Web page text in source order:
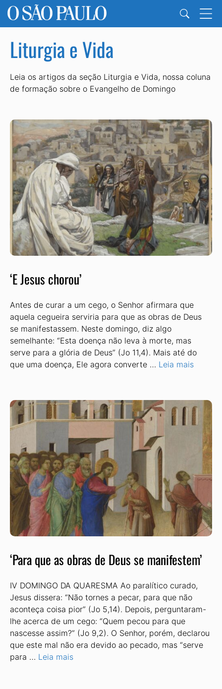
Liturgia e Vida
Leia os artigos da seção Liturgia e Vida, nossa coluna
de formação sobre o Evangelho de Domingo
‘E Jesus chorou’
Antes de curar a um cego, o Senhor afirmara que
aquela cegueira serviria para que as obras de Deus
se manifestassem. Neste domingo, diz algo
semelhante: “Esta doença não leva à morte, mas
serve para a glória de Deus” (Jo 11,4). Mais até do
que uma doença, Ele agora converte … Leia mais
‘Para que as obras de Deus se manifestem’
IV DOMINGO DA QUARESMA Ao paralítico curado,
Jesus dissera: “Não tornes a pecar, para que não
aconteça coisa pior” (Jo 5,14). Depois, perguntaram-
lhe acerca de um cego: “Quem pecou para que
nascesse assim?” (Jo 9,2). O Senhor, porém, declarou
que este mal não era devido ao pecado, mas “serve
para … Leia mais